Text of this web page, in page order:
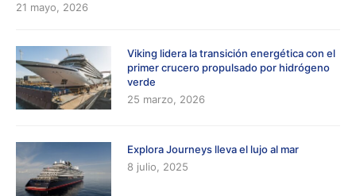
21 mayo, 2026
Viking lidera la transición energética con el
primer crucero propulsado por hidrógeno
verde
25 marzo, 2026
Explora Journeys lleva el lujo al mar
8 julio, 2025